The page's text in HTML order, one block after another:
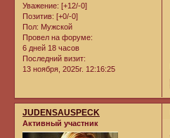
Уважение: [+12/-0]
Позитив: [+0/-0]
Пол: Мужской
Провел на форуме:
6 дней 18 часов
Последний визит:
13 ноября, 2025г. 12:16:25
JUDENSAUSPECK
Активный участник